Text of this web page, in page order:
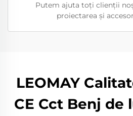
Putem ajuta toți clienții
proiectarea și
LEOMAY
CE Cct Benj de